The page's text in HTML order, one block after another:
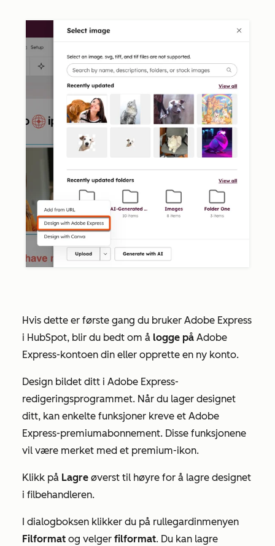
Hvis dette er første gang du bruker Adobe Express
i HubSpot, blir du bedt om å logge på Adobe
Express-kontoen din eller opprette en ny konto.
Design bildet ditt i Adobe Express-
redigeringsprogrammet. Når du lager designet
ditt, kan enkelte funksjoner kreve et Adobe
Express-premiumabonnement. Disse funksjonene
vil være merket med et premium-ikon.
Klikk på Lagre øverst til høyre for å lagre designet
i filbehandleren.
I dialogboksen klikker du på rullegardinmenyen
Filformat og velger filformat. Du kan lagre